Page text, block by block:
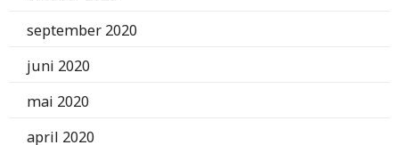
september 2020
juni 2020
mai 2020
april 2020